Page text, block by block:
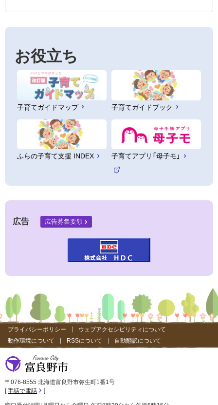
お役立ち
子育てガイドマップ 子育てガイドブック
ふらの子育て支援 INDEX 子育てアプリ「母子モ」
外
サ
広告 広告募集要領
プライバシーポリシー
ウェブアクセシビリティについて
動作環境について
RSSについて 自動翻訳について
〒076-8555 北海道富良野市弥生町1番1号
手話で電話